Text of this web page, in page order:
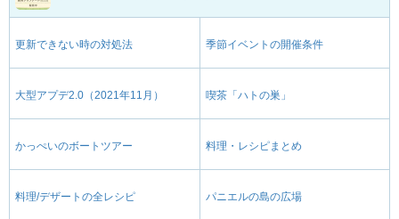
更新できない時の対処法 季節イベントの開催条件
大型アプデ2.0（2021年11月） 喫茶「ハトの巣」
かっぺいのボートツアー 料理・レシピまとめ
料理/デザートの全レシピ パニエルの島の広場